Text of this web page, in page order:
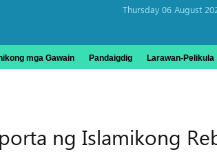
Thursday 06 August
mga Gawain Pandaigdig Larawan-Pelikula
ng Islamikong